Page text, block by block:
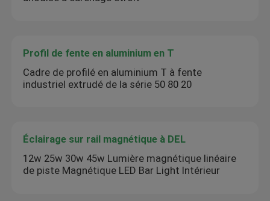
Profil de fente en aluminium en T
Cadre de profilé en aluminium T à fente
industriel extrudé de la série 50 80 20
Éclairage sur rail magnétique à DEL
12w 25w 30w 45w Lumière magnétique linéaire
de piste Magnétique LED Bar Light Intérieur